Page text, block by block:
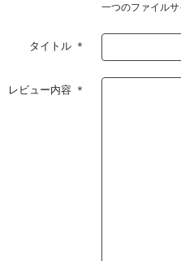
一つのファイル
タイトル ＊
レビュー内容 ＊